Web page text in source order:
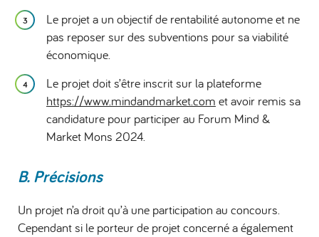
Le projet a un objectif de rentabilité autonome et ne
pas reposer sur des subventions pour sa viabilité
économique.
Le projet doit s’être inscrit sur la plateforme
https://www.mindandmarket.com et avoir remis sa
candidature pour participer au Forum Mind &
Market Mons 2024.
B. Précisions
Un projet n’a droit qu’à une participation au concours.
Cependant si le porteur de projet concerné a également